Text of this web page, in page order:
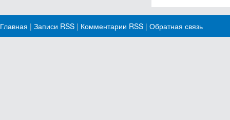
Главная | Записи RSS | Комментарии RSS | Обратная связь